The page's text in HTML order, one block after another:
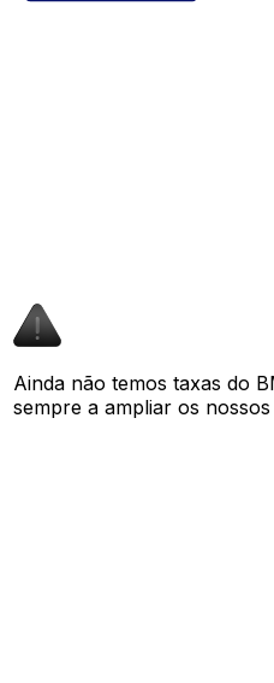
Ainda não temos taxas do
sempre a ampliar os nossos